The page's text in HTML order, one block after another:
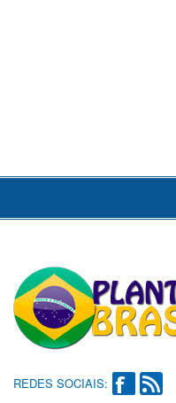
REDES SOCIAIS: